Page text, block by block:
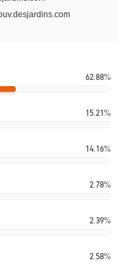
62.88%
15.21%
14.16%
2.78%
2.39%
2.58%